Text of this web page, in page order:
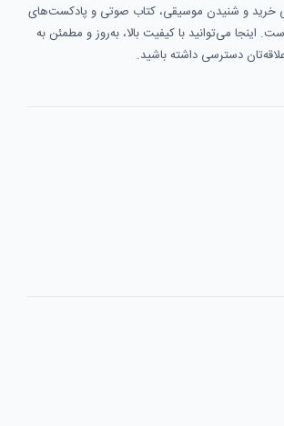
خرید و شنیدن موسیقی، کتاب صوتی و پادکست‌های
اینجا می‌توانید با کیفیت بالا، به‌روز و مطمئن به
دسترسی داشته باشید.